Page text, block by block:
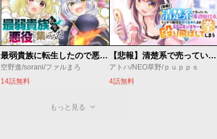
最弱貴族に転生したので悪役たちを集めてみた
空野進/sorani/ファルまろ
14話無料
【悲報】清楚系で売っていた底辺配信者、うっかり配信を切り忘れたままSS級モンスターを拳で殴り飛ばしてしまう
アトハ/NEO草野/ｐｕｐｐｓ
4話無料
もっと見る